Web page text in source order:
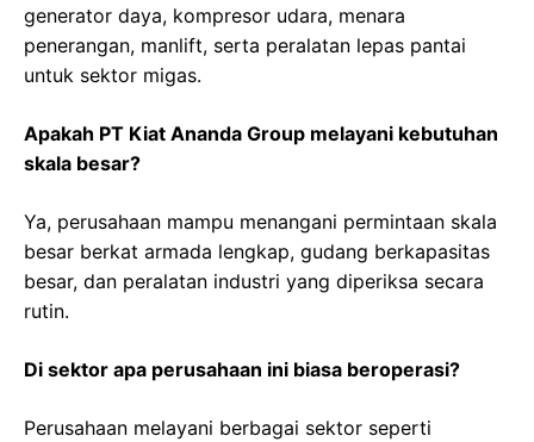
generator daya, kompresor udara, menara
penerangan, manlift, serta peralatan lepas pantai
untuk sektor migas.
Apakah PT Kiat Ananda Group melayani kebutuhan
skala besar?
Ya, perusahaan mampu menangani permintaan skala
besar berkat armada lengkap, gudang berkapasitas
besar, dan peralatan industri yang diperiksa secara
rutin.
Di sektor apa perusahaan ini biasa beroperasi?
Perusahaan melayani berbagai sektor seperti